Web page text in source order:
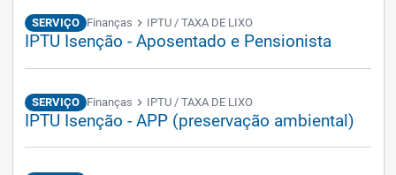
SERVIÇO Finanças chevron_right IPTU / TAXA DE LIXO
IPTU Isenção - Aposentado e Pensionista
SERVIÇO Finanças chevron_right IPTU / TAXA DE LIXO
IPTU Isenção - APP (preservação ambiental)